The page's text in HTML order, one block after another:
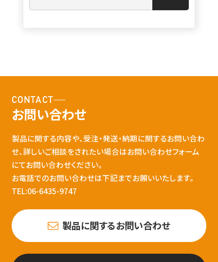
CONTACT
お問い合わせ
製品に関する内容や、受注・発送・納期に関するお問い合わ
せ、詳しいご相談をされたい場合はお問い合わせフォーム
にてお問い合わせください。
お電話でのお問い合わせは下記までお願いいたします。
TEL:06-6435-9747
製品に関するお問い合わせ